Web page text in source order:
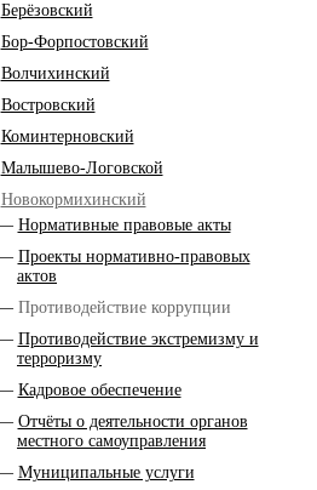
Берёзовский
Бор-Форпостовский
Волчихинский
Востровский
Коминтерновский
Малышево-Логовской
Новокормихинский
Нормативные правовые акты
Проекты нормативно-правовых
актов
Противодействие коррупции
Противодействие экстремизму и
терроризму
Кадровое обеспечение
Отчёты о деятельности органов
местного самоуправления
Муниципальные услуги